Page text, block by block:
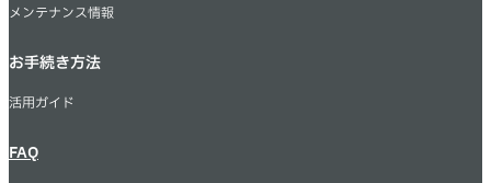
メンテナンス情報
お手続き方法
活用ガイド
FAQ